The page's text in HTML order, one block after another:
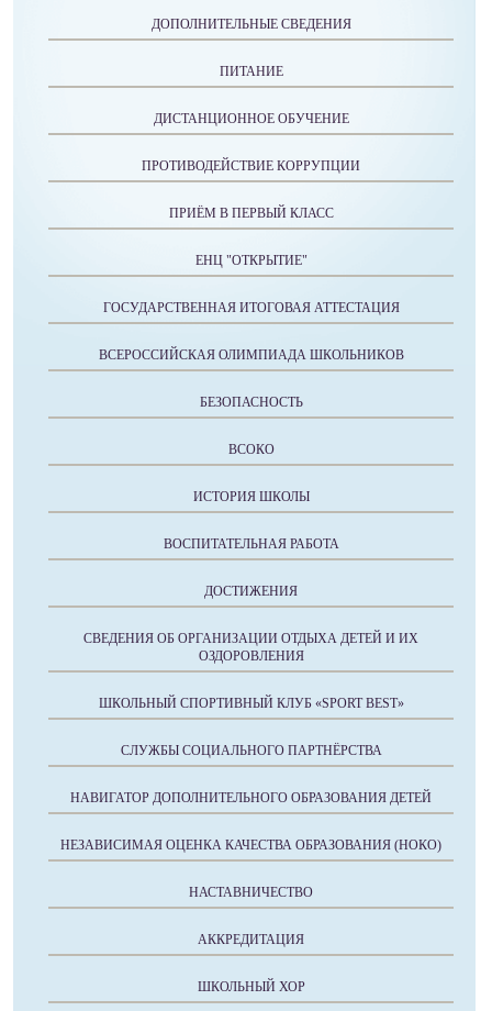
ДОПОЛНИТЕЛЬНЫЕ СВЕДЕНИЯ
ПИТАНИЕ
ДИСТАНЦИОННОЕ ОБУЧЕНИЕ
ПРОТИВОДЕЙСТВИЕ КОРРУПЦИИ
ПРИЁМ В ПЕРВЫЙ КЛАСС
ЕНЦ "ОТКРЫТИЕ"
ГОСУДАРСТВЕННАЯ ИТОГОВАЯ АТТЕСТАЦИЯ
ВСЕРОССИЙСКАЯ ОЛИМПИАДА ШКОЛЬНИКОВ
БЕЗОПАСНОСТЬ
ВСОКО
ИСТОРИЯ ШКОЛЫ
ВОСПИТАТЕЛЬНАЯ РАБОТА
ДОСТИЖЕНИЯ
СВЕДЕНИЯ ОБ ОРГАНИЗАЦИИ ОТДЫХА ДЕТЕЙ И ИХ
ОЗДОРОВЛЕНИЯ
ШКОЛЬНЫЙ СПОРТИВНЫЙ КЛУБ «SPORT BEST»
СЛУЖБЫ СОЦИАЛЬНОГО ПАРТНЁРСТВА
НАВИГАТОР ДОПОЛНИТЕЛЬНОГО ОБРАЗОВАНИЯ ДЕТЕЙ
НЕЗАВИСИМАЯ ОЦЕНКА КАЧЕСТВА ОБРАЗОВАНИЯ (НОКО)
НАСТАВНИЧЕСТВО
АККРЕДИТАЦИЯ
ШКОЛЬНЫЙ ХОР